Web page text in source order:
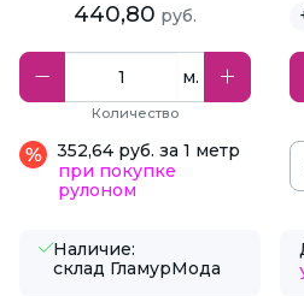
440,80 руб.
м.
Количество
352,64 руб. за 1 метр
при покупке
рулоном
Наличие:
склад ГламурМода